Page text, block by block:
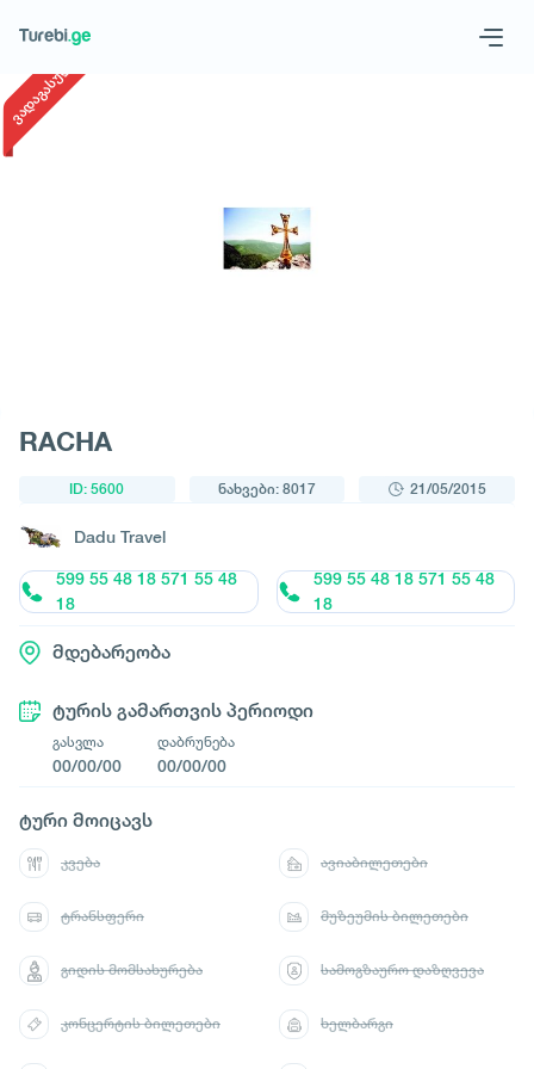
მოითხოვე ტური
ვადაგასული
RACHA
ID: 5600 ნახვები: 8017 21/05/2015
Dadu Travel
599 55 48 18 571 55 48
18
599 55 48 18 571 55 48
18
მდებარეობა
ტურის გამართვის პერიოდი
გასვლა
00/00/00
დაბრუნება
00/00/00
ტური მოიცავს
კვება ავიაბილეთები
ტრანსფერი მუზეუმის ბილეთები
გიდის მომსახურება სამოგზაურო დაზღვევა
კონცერტის ბილეთები ხელბარგი